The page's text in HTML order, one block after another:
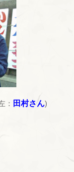
： 田村さん)